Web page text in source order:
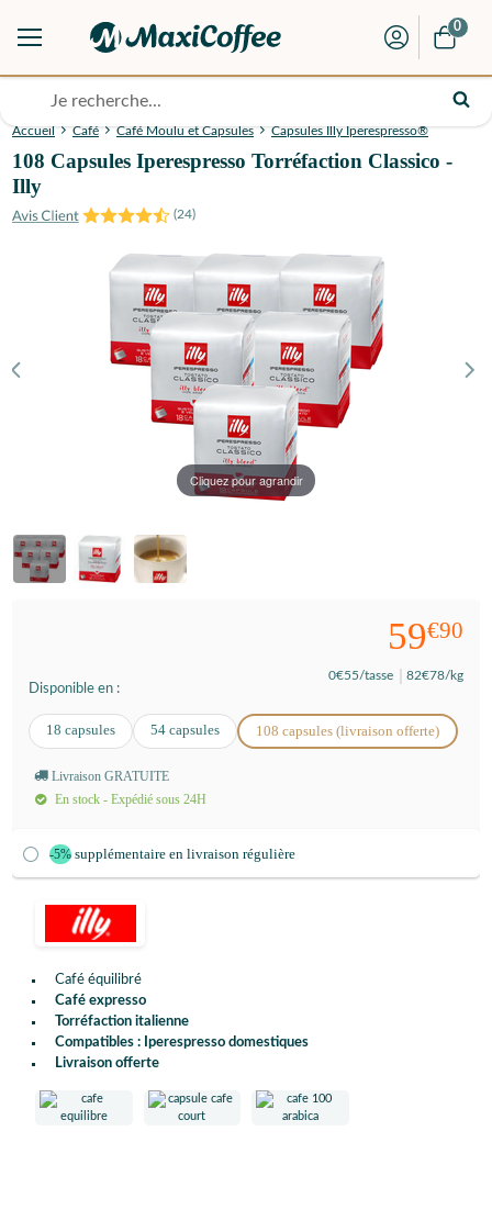
0
Accueil Café Café Moulu et Capsules Capsules Illy Iperespresso®
108 Capsules Iperespresso Torréfaction Classico -
Illy
(24)
Cliquez pour agrandir
Café équilibré
Café expresso
Torréfaction italienne
Compatibles : Iperespresso domestiques
Livraison offerte
59€90
0€55/tasse 82€78/kg
Disponible en :
18 capsules 54 capsules 108 capsules (livraison offerte)
Livraison GRATUITE
En stock - Expédié sous 24H
-5% supplémentaire en livraison régulière